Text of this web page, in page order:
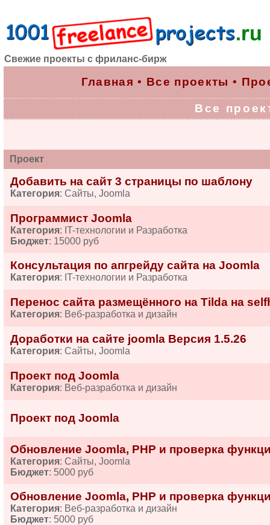
Свежие проекты с фриланс-бирж
Главная • Все проекты •
Все
Проект
Добавить на сайт 3 страницы по шаблону
Категория: Сайты, Joomla
Программист Joomla
Категория: IT-технологии и Разработка
Бюджет: 15000 руб
Консультация по апгрейду сайта на Joomla
Категория: IT-технологии и Разработка
Перенос сайта размещённого на Tilda на
Категория: Веб-разработка и дизайн
Доработки на сайте joomla Версия 1.5.26
Категория: Сайты, Joomla
Проект под Joomla
Категория: Веб-разработка и дизайн
Проект под Joomla
Обновление Joomla, PHP и проверка
Категория: Сайты, Joomla
Бюджет: 5000 руб
Обновление Joomla, PHP и проверка
Категория: Веб-разработка и дизайн
Бюджет: 5000 руб